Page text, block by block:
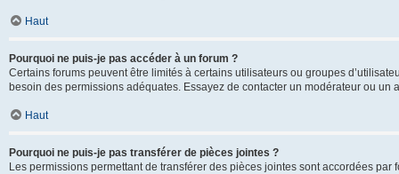
Haut
Pourquoi ne puis-je pas accéder à un forum ?
Certains forums peuvent être limités à certains utilisateurs ou groupes
besoin des permissions adéquates. Essayez de contacter un modérateur ou
Haut
Pourquoi ne puis-je pas transférer de pièces jointes ?
Les permissions permettant de transférer des pièces jointes sont accordées